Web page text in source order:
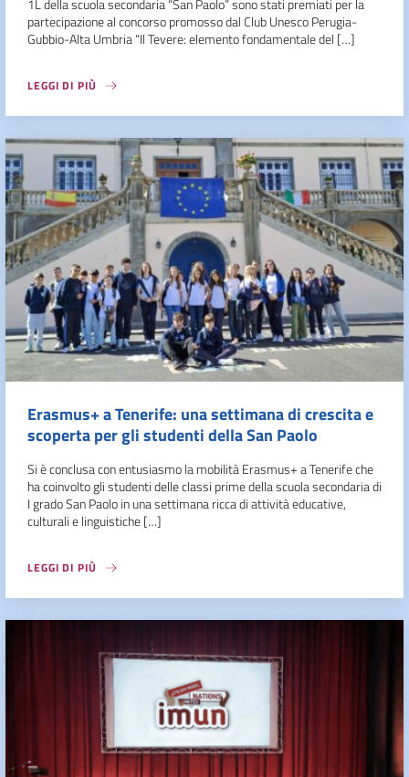
partecipazione al concorso promosso dal Club Unesco Perugia-
Gubbio-Alta Umbria “Il Tevere: elemento fondamentale del […]
LEGGI DI PIÙ
Erasmus+ a Tenerife: una settimana di crescita e
scoperta per gli studenti della San Paolo
Si è conclusa con entusiasmo la mobilità Erasmus+ a Tenerife che
ha coinvolto gli studenti delle classi prime della scuola secondaria di
I grado San Paolo in una settimana ricca di attività educative,
culturali e linguistiche […]
LEGGI DI PIÙ